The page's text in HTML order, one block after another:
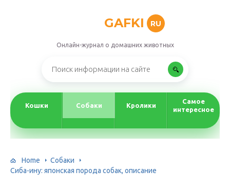
GAFKI RU
Онлайн-журнал о домашних животных
Кошки Собаки Кролики
Самое
интересное
Home
Собаки
Сиба-ину: японская порода собак, описание